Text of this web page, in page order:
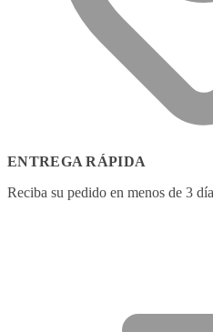
ENTREGA RÁPIDA
Reciba su pedido en menos de 3